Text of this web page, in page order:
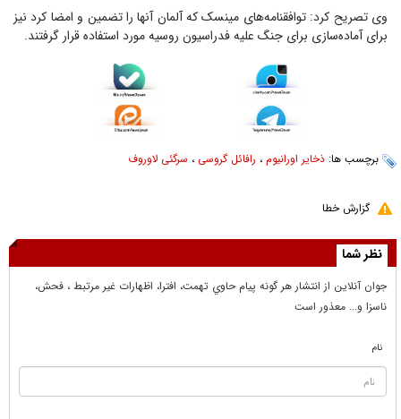
وی تصریح کرد: توافقنامه‌های مینسک که آلمان آنها را تضمین و امضا کرد نیز
برای آماده‌سازی برای جنگ علیه فدراسیون روسیه مورد استفاده قرار گرفتند.
برچسب ها: ذخایر اورانیوم ، رافائل گروسی ، سرگئی لاوروف
گزارش خطا
نظر شما
جوان آنلاين از انتشار هر گونه پيام حاوي تهمت، افترا، اظهارات غير مرتبط ، فحش،
ناسزا و... معذور است
نام